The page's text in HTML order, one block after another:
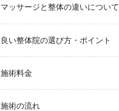
マッサージと整体の違いについて
良い整体院の選び方・ポイント
施術料金
施術の流れ